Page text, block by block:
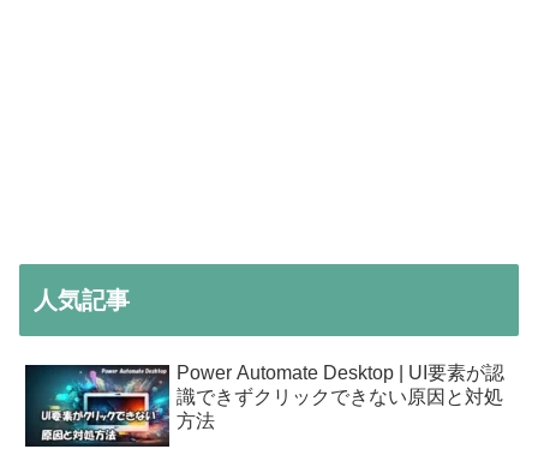
人気記事
Power Automate Desktop | UI要素が認
識できずクリックできない原因と対処
方法